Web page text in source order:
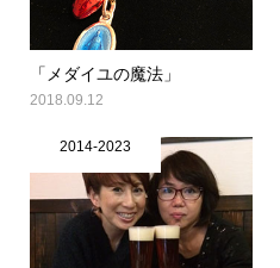
「メダイユの魔法」
2018.09.12
2014-2023